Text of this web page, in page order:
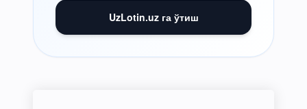
UzLotin.uz га ўтиш